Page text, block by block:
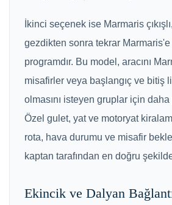
İkinci seçenek ise Marmaris
gezdikten sonra tekrar
programdır. Bu model, aracını
misafirler veya başlangıç ve bitiş
olmasını isteyen gruplar için
Özel gulet, yat ve motoryat
rota, hava durumu ve misafir
kaptan tarafından en doğru
Ekincik ve Dalyan